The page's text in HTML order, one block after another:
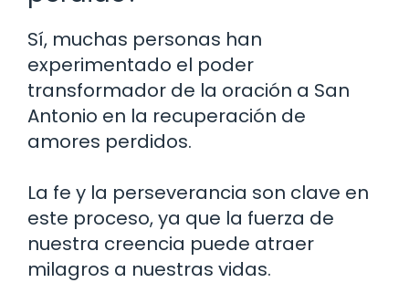
Sí, muchas personas han
experimentado el poder
transformador de la oración a San
Antonio en la recuperación de
amores perdidos.
La fe y la perseverancia son clave en
este proceso, ya que la fuerza de
nuestra creencia puede atraer
milagros a nuestras vidas.